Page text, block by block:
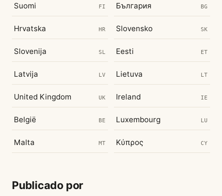
Suomi FI България BG
Hrvatska HR Slovensko SK
Slovenija SL Eesti ET
Latvija LV Lietuva LT
United Kingdom UK Ireland IE
België BE Luxembourg LU
Malta MT Κύπρος CY
Publicado por